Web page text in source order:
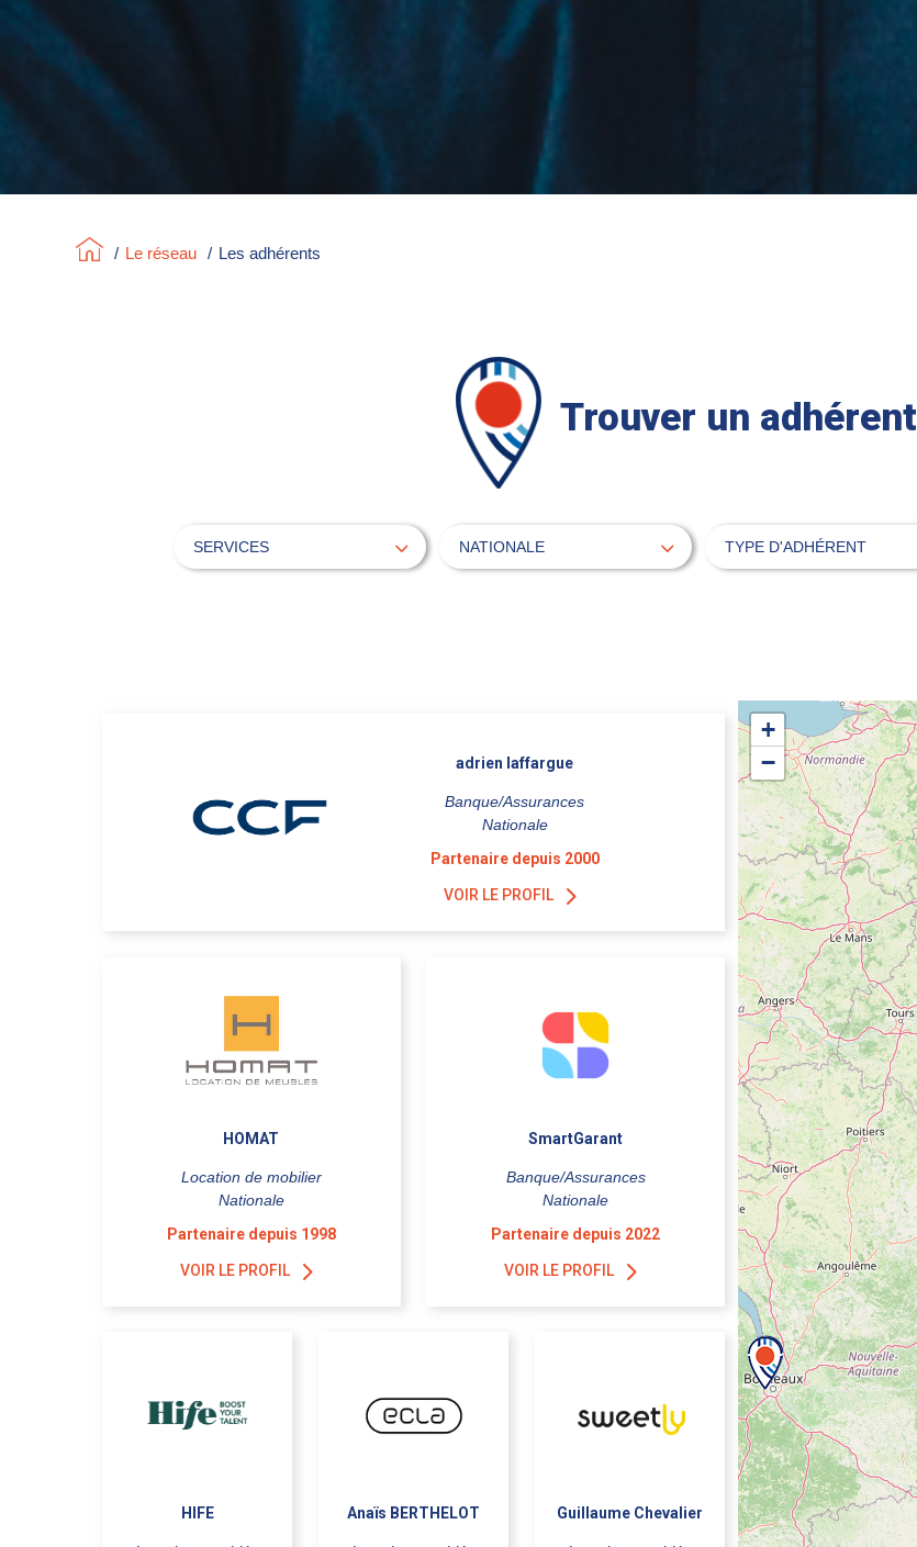
/ Le réseau / Les adhérents
Trouver un adhérent
adrien laffargue
Banque/Assurances
Nationale
Partenaire depuis 2000
VOIR LE PROFIL
HOMAT
Location de mobilier
Nationale
Partenaire depuis 1998
VOIR LE PROFIL
SmartGarant
Banque/Assurances
Nationale
Partenaire depuis 2022
VOIR LE PROFIL
HIFE Anaïs BERTHELOT Guillaume Chevalier
+
−